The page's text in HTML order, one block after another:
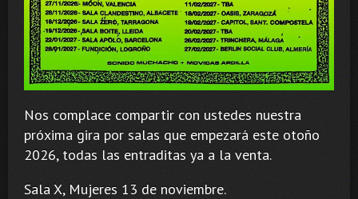
Nos complace compartir con ustedes nuestra
próxima gira por salas que empezará este otoño
2026, todas las entraditas ya a la venta.
Sala X, Mujeres 13 de noviembre.